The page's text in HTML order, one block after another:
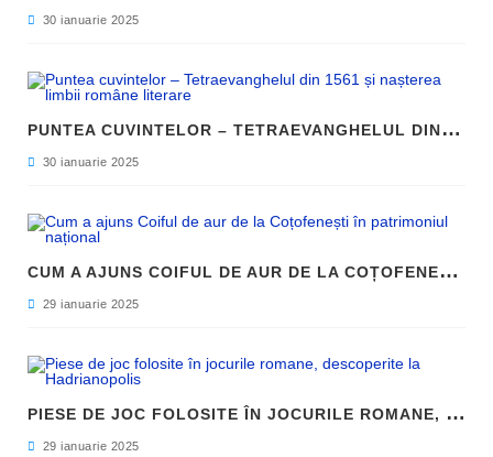
30 ianuarie 2025
P
UNTEA CUVINTELOR – TETRAEVANGHELUL DIN 1561 ȘI NAȘTEREA LIMBII ROMÂNE LITERARE
30 ianuarie 2025
C
UM A AJUNS COIFUL DE AUR DE LA COȚOFENEȘTI ÎN PATRIMONIUL NAȚIONAL
29 ianuarie 2025
P
IESE DE JOC FOLOSITE ÎN JOCURILE ROMANE, DESCOPERITE LA HADRIANOPOLIS
29 ianuarie 2025